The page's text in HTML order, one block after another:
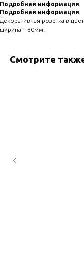
Подробная информация
Подробная информация
Декоративная розетка в
ширина – 80мм.
Смотрите